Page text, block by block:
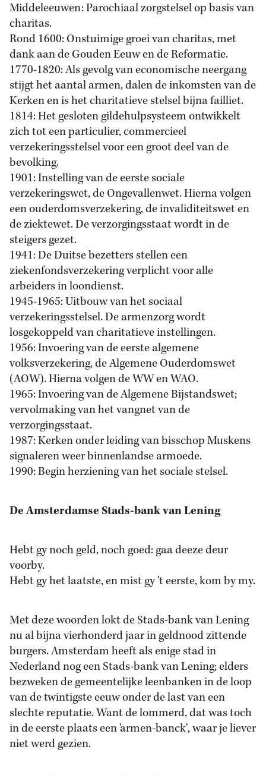
Middeleeuwen: Parochiaal zorgstelsel op basis van
charitas.
Rond 1600: Onstuimige groei van charitas, met
dank aan de Gouden Eeuw en de Reformatie.
1770-1820: Als gevolg van economische neergang
stijgt het aantal armen, dalen de inkomsten van de
Kerken en is het charitatieve stelsel bijna failliet.
1814: Het gesloten gildehulpsysteem ontwikkelt
zich tot een particulier, commercieel
verzekeringsstelsel voor een groot deel van de
bevolking.
1901: Instelling van de eerste sociale
verzekeringswet, de Ongevallenwet. Hierna volgen
een ouderdomsverzekering, de invaliditeitswet en
de ziektewet. De verzorgingsstaat wordt in de
steigers gezet.
1941: De Duitse bezetters stellen een
ziekenfondsverzekering verplicht voor alle
arbeiders in loondienst.
1945-1965: Uitbouw van het sociaal
verzekeringsstelsel. De armenzorg wordt
losgekoppeld van charitatieve instellingen.
1956: Invoering van de eerste algemene
volksverzekering, de Algemene Ouderdomswet
(AOW). Hierna volgen de WW en WAO.
1965: Invoering van de Algemene Bijstandswet;
vervolmaking van het vangnet van de
verzorgingsstaat.
1987: Kerken onder leiding van bisschop Muskens
signaleren weer binnenlandse armoede.
1990: Begin herziening van het sociale stelsel.
De Amsterdamse Stads-bank van Lening
Hebt gy noch geld, noch goed: gaa deeze deur
voorby.
Hebt gy het laatste, en mist gy 't eerste, kom by my.
Met deze woorden lokt de Stads-bank van Lening
nu al bijna vierhonderd jaar in geldnood zittende
burgers. Amsterdam heeft als enige stad in
Nederland nog een Stads-bank van Lening; elders
bezweken de gemeentelijke leenbanken in de loop
van de twintigste eeuw onder de last van een
slechte reputatie. Want de lommerd, dat was toch
in de eerste plaats een 'armen-banck', waar je liever
niet werd gezien.